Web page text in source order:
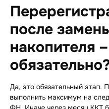
после
накопителя
Да, это обязательный этап.
выполнить максимум на